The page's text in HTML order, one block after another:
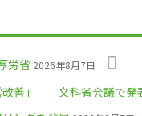
労省 2026年8月7日
改善」 文科省会議で発